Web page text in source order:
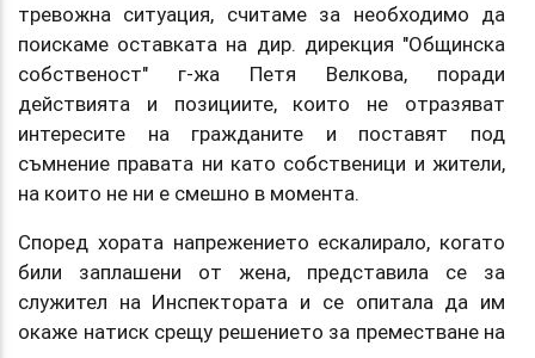
тревожна ситуация, считаме за необходимо да
поискаме оставката на дир. дирекция "Общинска
собственост" г-жа Петя Велкова, поради
действията и позициите, които не отразяват
интересите на гражданите и поставят под
съмнение правата ни като собственици и жители,
на които не ни е смешно в момента.
Според хората напрежението ескалирало, когато
били заплашени от жена, представила се за
служител на Инспектората и се опитала да им
окаже натиск срещу решението за преместване на